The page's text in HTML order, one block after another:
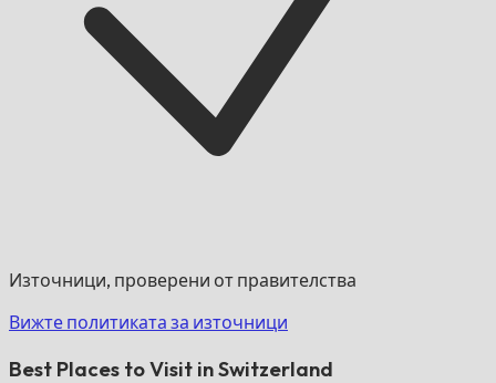
Източници, проверени от правителства
Вижте политиката за източници
Best Places to Visit in Switzerland